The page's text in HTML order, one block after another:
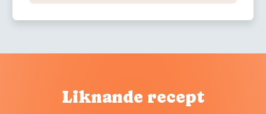
Liknande recept